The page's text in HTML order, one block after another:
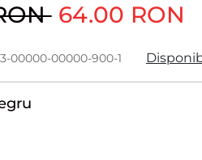
64.00 RON
00000-00000-900-1